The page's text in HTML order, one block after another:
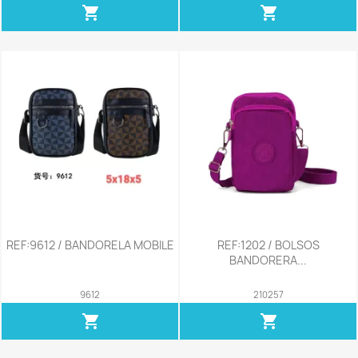
shopping_cart shopping_cart
REF:9612 / BANDORELA MOBILE
9612
shopping_cart
REF:1202 / BOLSOS
BANDORERA...
210257
shopping_cart